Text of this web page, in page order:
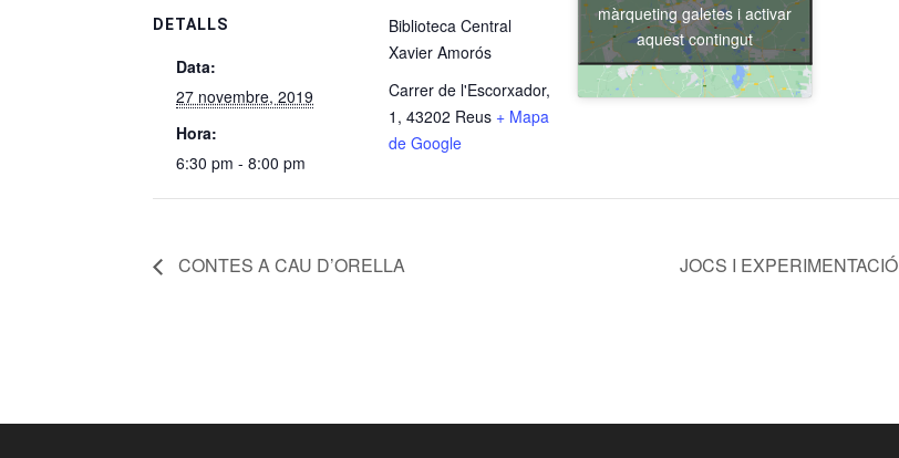
DETALLS
Data:
27 novembre, 2019
Hora:
6:30 pm - 8:00 pm
Biblioteca Central
Xavier Amorós
Carrer de l'Escorxador,
1, 43202 Reus + Mapa
de Google
màrqueting galetes i activar
aquest contingut
CONTES A CAU D’ORELLA JOCS I EXPERIMENTACIÓ